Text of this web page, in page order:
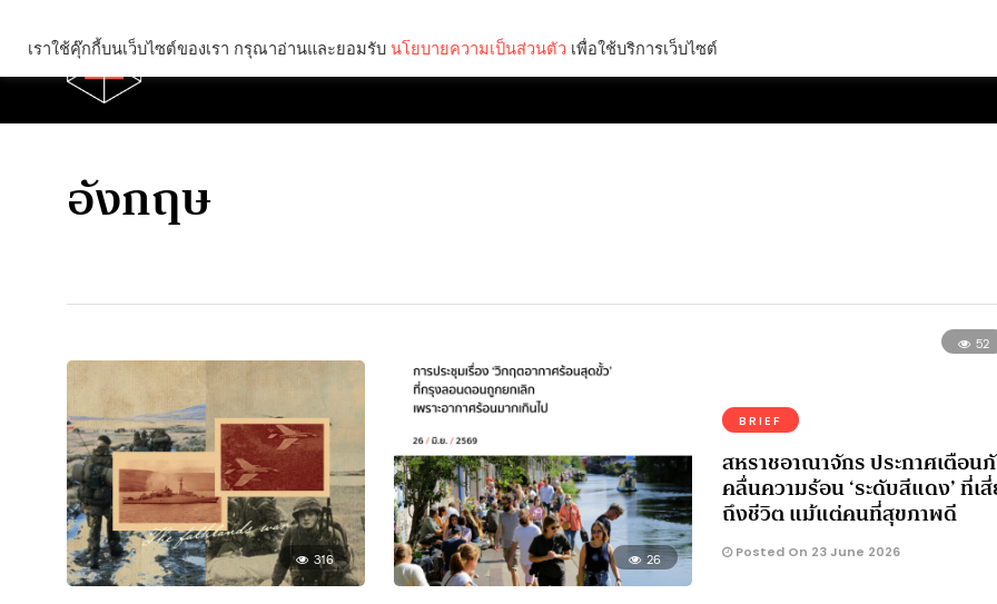
อังกฤษ
316 26
52
BRIEF
สหราชอาณาจักร ประกาศเตือน
คลื่นความร้อน ‘ระดับสีแดง’ ที่เ
ถึงชีวิต แม้แต่คนที่สุขภาพดี
Posted On 23 June 2026
เราใช้คุ๊กกี้บนเว็บไซต์ของเรา กรุณาอ่านและยอมรับ นโยบายความเป็นส่วนตัว เพื่อใช้บริการเว็บไซต์